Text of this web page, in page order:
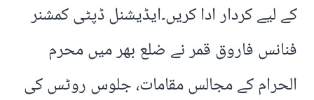
کے لیے کردار ادا کریں۔ایڈیشنل ڈپٹی کمشنر
فنانس فاروق قمر نے ضلع بھر میں محرم
الحرام کے مجالس مقامات، جلوس روٹس کی